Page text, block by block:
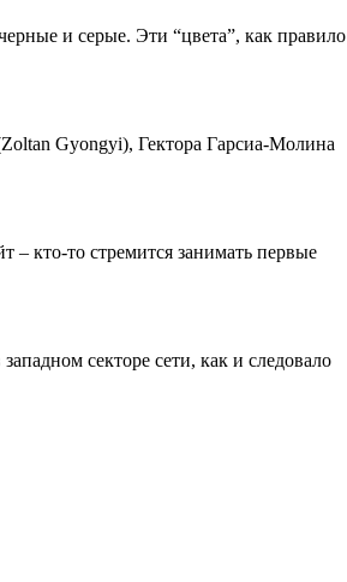
и серые. Эти “цвета”, как правило
Gyongyi), Гектора Гарсиа-Молина
– кто-то стремится занимать первые
секторе сети, как и следовало